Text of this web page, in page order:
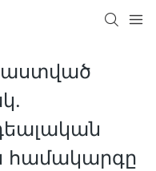
համակարգը